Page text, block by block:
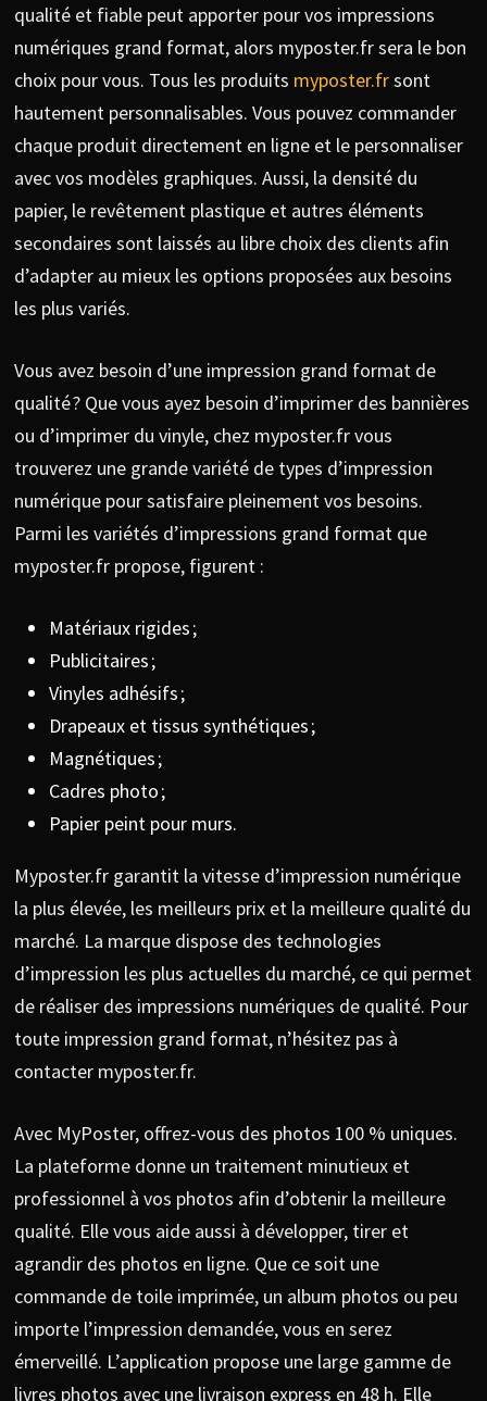
qualité et fiable peut apporter pour vos impressions
numériques grand format, alors myposter.fr sera le bon
choix pour vous. Tous les produits myposter.frsont
hautement personnalisables. Vous pouvez commander
chaque produit directement en ligne et le personnaliser
avec vos modèles graphiques. Aussi, la densité du
papier, le revêtement plastique et autres éléments
secondaires sont laissés au libre choix des clients afin
d’adapter au mieux les options proposées aux besoins
les plus variés.
Vous avez besoin d’une impression grand format de
qualité ? Que vous ayez besoin d’imprimer des bannières
ou d’imprimer du vinyle, chez myposter.fr vous
trouverez une grande variété de types d’impression
numérique pour satisfaire pleinement vos besoins.
Parmi les variétés d’impressions grand format que
myposter.fr propose, figurent :
Matériaux rigides ;
Publicitaires ;
Vinyles adhésifs ;
Drapeaux et tissus synthétiques ;
Magnétiques ;
Cadres photo ;
Papier peint pour murs.
Myposter.fr garantit la vitesse d’impression numérique
la plus élevée, les meilleurs prix et la meilleure qualité du
marché. La marque dispose des technologies
d’impression les plus actuelles du marché, ce qui permet
de réaliser des impressions numériques de qualité. Pour
toute impression grand format, n’hésitez pas à
contacter myposter.fr.
Avec MyPoster, offrez-vous des photos 100 % uniques.
La plateforme donne un traitement minutieux et
professionnel à vos photos afin d’obtenir la meilleure
qualité. Elle vous aide aussi à développer, tirer et
agrandir des photos en ligne. Que ce soit une
commande de toile imprimée, un album photos ou peu
importe l’impression demandée, vous en serez
émerveillé. L’application propose une large gamme de
livres photos avec une livraison express en 48 h. Elle